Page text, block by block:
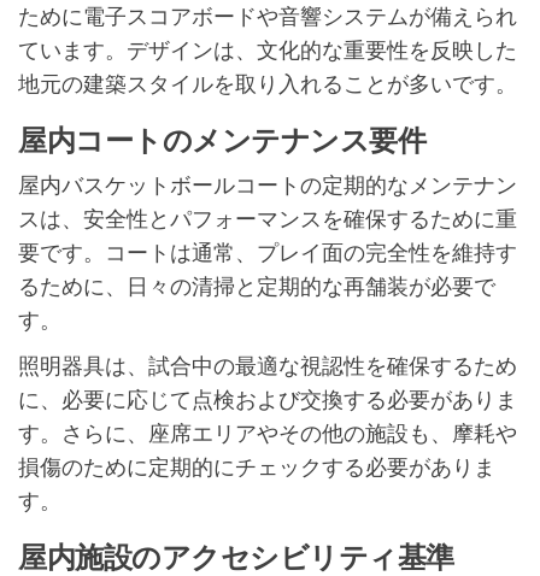
ために電子スコアボードや音響システムが備えられ
ています。デザインは、文化的な重要性を反映した
地元の建築スタイルを取り入れることが多いです。
屋内コートのメンテナンス要件
屋内バスケットボールコートの定期的なメンテナン
スは、安全性とパフォーマンスを確保するために重
要です。コートは通常、プレイ面の完全性を維持す
るために、日々の清掃と定期的な再舗装が必要で
す。
照明器具は、試合中の最適な視認性を確保するため
に、必要に応じて点検および交換する必要がありま
す。さらに、座席エリアやその他の施設も、摩耗や
損傷のために定期的にチェックする必要がありま
す。
屋内施設のアクセシビリティ基準